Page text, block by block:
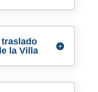
traslado
la Villa